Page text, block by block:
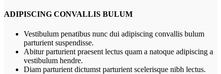
ADIPISCING CONVALLIS BULUM
Vestibulum penatibus nunc dui adipiscing convallis bulum
parturient suspendisse.
Abitur parturient praesent lectus quam a natoque adipiscing a
vestibulum hendre.
Diam parturient dictumst parturient scelerisque nibh lectus.